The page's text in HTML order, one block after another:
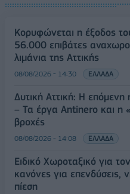
Κορυφώνεται η έξοδος
56.000 επιβάτες
λιμάνια της Αττικής
08/08/2026 - 14:30 ΕΛΛΑΔΑ
Δυτική Αττική: Η επόμενη
– Τα έργα Antinero και η
βροχές
08/08/2026 - 14:08 ΕΛΛΑΔΑ
Ειδικό Χωροταξικό για
κανόνες για επενδύσεις,
πίεση